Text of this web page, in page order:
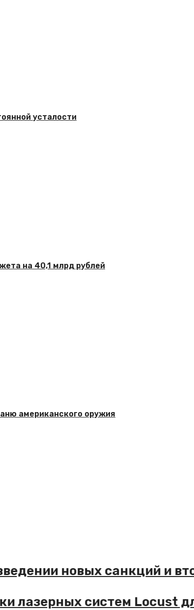
усталости
на 40,1 млрд рублей
американского оружия
новых санкций и
лазерных систем Locust